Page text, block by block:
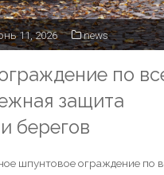
11, 2026 news
по
защита
берегов
шпунтовое ограждение по